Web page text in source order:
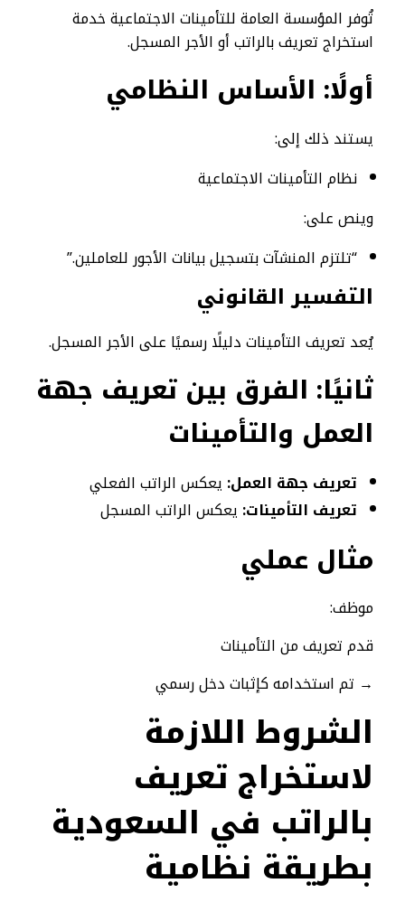
تُوفر المؤسسة العامة للتأمينات الاجتماعية خدمة
استخراج تعريف بالراتب أو الأجر المسجل.
أولًا: الأساس النظامي
يستند ذلك إلى:
نظام التأمينات الاجتماعية
وينص على:
“تلتزم المنشآت بتسجيل بيانات الأجور للعاملين.”
التفسير القانوني
يُعد تعريف التأمينات دليلًا رسميًا على الأجر المسجل.
ثانيًا: الفرق بين تعريف جهة
العمل والتأمينات
تعريف جهة العمل: يعكس الراتب الفعلي
تعريف التأمينات: يعكس الراتب المسجل
مثال عملي
موظف:
قدم تعريف من التأمينات
→ تم استخدامه كإثبات دخل رسمي
الشروط اللازمة
لاستخراج تعريف
بالراتب في السعودية
بطريقة نظامية